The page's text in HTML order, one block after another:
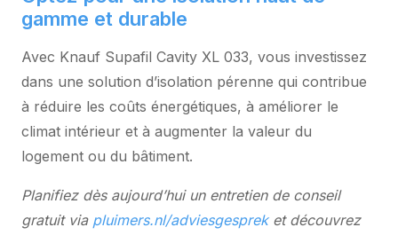
gamme et durable
Avec Knauf Supafil Cavity XL 033, vous investissez
dans une solution d’isolation pérenne qui contribue
à réduire les coûts énergétiques, à améliorer le
climat intérieur et à augmenter la valeur du
logement ou du bâtiment.
Planifiez dès aujourd’hui un entretien de conseil
gratuit via pluimers.nl/adviesgespreket découvrez